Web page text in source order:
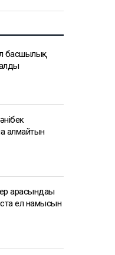
басшылық
алмайтын
арасындағы
ел намысын